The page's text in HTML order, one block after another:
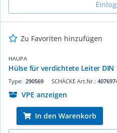
Zu Favoriten hinzufügen
HAUPA
Hülse für verdichtete Leiter DIN
SCHÄCKE Art.Nr.:
Type: 290569
VPE anzeigen
In den Warenkorb